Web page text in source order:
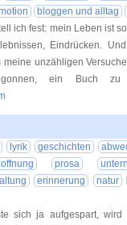
bloggen und alltag
ich fest: mein Leben ist
Eindrücken.
unzähligen
ein Buch
lyrik geschichten
prosa
erinnerung
natur
sich ja aufgespart, wird